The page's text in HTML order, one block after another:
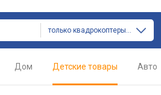
только квадрокоптеры (дроны)
Дом Детские товары Авто